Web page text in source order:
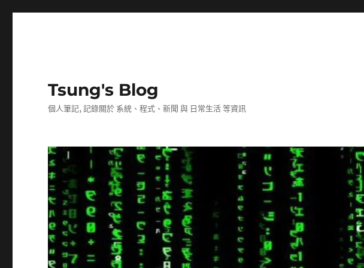
Tsung's Blog
個人筆記, 記錄關於 系統、程式、新聞 與 日常生活 等資訊